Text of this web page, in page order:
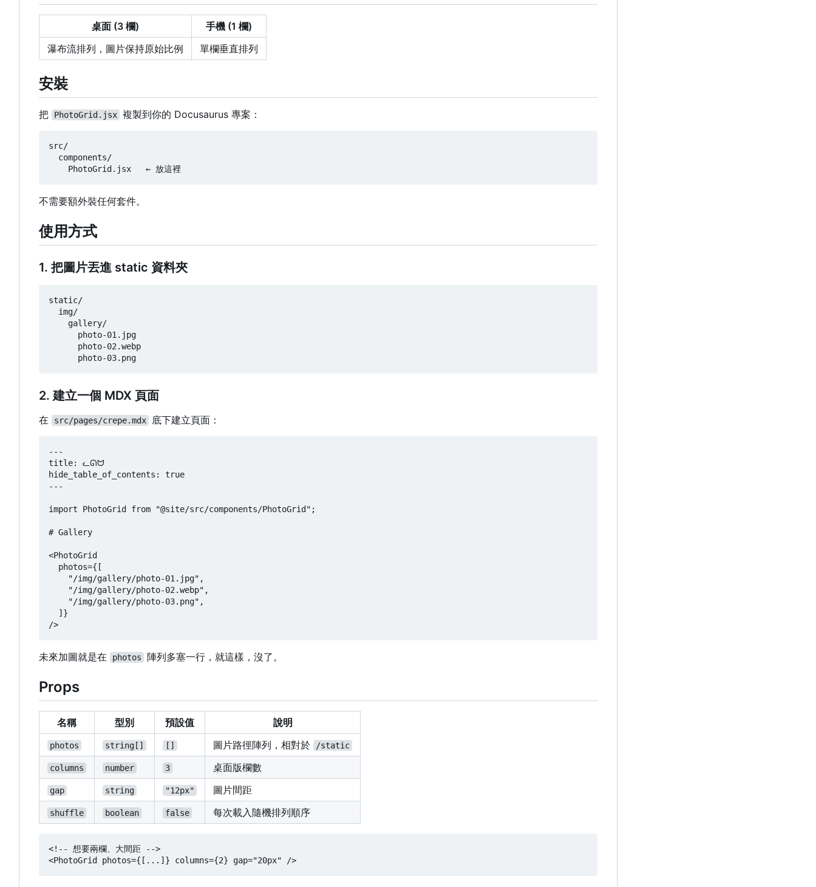
桌面 (3 欄)
手機 (1 欄)
瀑布流排列，圖片保持原始比例
單欄垂直排列
安裝
把 PhotoGrid.jsx 複製到你的 Docusaurus 專案：
src/
  components/
不需要額外裝任何套件。
使用方式
1. 把圖片丟進 static 資料夾
static/
  img/
    gallery/
      photo-01.jpg
      photo-02.webp
2. 建立一個 MDX 頁面
在 src/pages/crepe.mdx 底下建立頁面：
---
title: ᓚᘏᗢ
hide_table_of_contents: true
---
import PhotoGrid from "@site/src/components/PhotoGrid";
# Gallery
<PhotoGrid
  photos={[
    "/img/gallery/photo-01.jpg",
    "/img/gallery/photo-02.webp",
    "/img/gallery/photo-03.png",
  ]}
未來加圖就是在 photos 陣列多塞一行，就這樣，沒了。
Props
名稱 型別 預設值 說明
photos string[] [] 圖片路徑陣列，相對於 /static
columns number 3 桌面版欄數
gap string "12px" 圖片間距
shuffle boolean false 每次載入隨機排列順序
<!-- 想要兩欄、大間距 -->